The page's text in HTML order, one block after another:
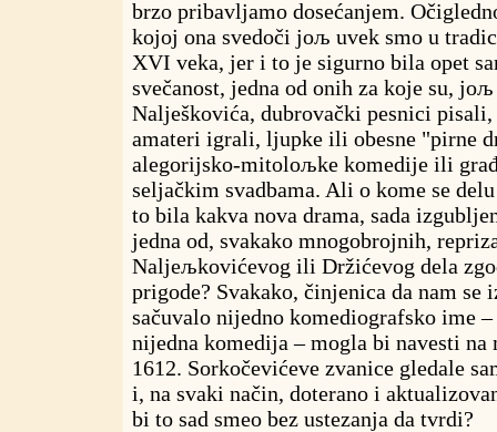
brzo pribavljamo dosećanjem.
kojoj ona svedoči joљ uvek smo u
XVI veka, jer i to je sigurno bila opet
svečanost, jedna od onih za koje su,
Nalješkovića, dubrovački pesnici
amateri igrali, ljupke ili obesne "pirne
alegorijsko-mitoloљke komedije ili
seljačkim svadbama. Ali o kome se
to bila kakva nova drama, sada
jedna od, svakako mnogobrojnih,
Naljeљkovićevog ili Držićevog dela
prigode? Svakako, činjenica da nam se
sačuvalo nijedno komediografsko ime
nijedna komedija – mogla bi navesti na
1612. Sorkočevićeve zvanice gledale
i, na svaki način, doterano i
bi to sad smeo bez ustezanja da tvrdi?